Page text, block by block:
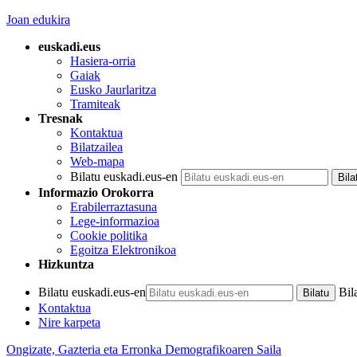
Joan edukira
euskadi.eus
Hasiera-orria
Gaiak
Eusko Jaurlaritza
Tramiteak
Tresnak
Kontaktua
Bilatzailea
Web-mapa
Bilatu euskadi.eus-en
Informazio Orokorra
Erabilerraztasuna
Lege-informazioa
Cookie politika
Egoitza Elektronikoa
Hizkuntza
Bilatu euskadi.eus-en
Kontaktua
Nire karpeta
Ongizate, Gazteria eta Erronka Demografikoaren Saila